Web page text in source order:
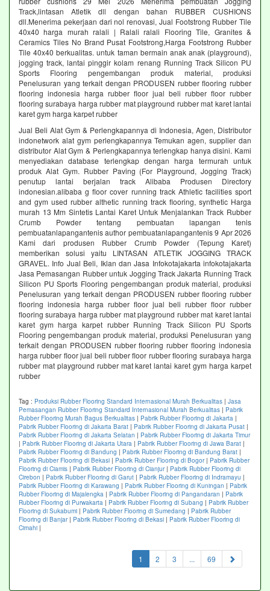
Track,lintasan Atletik dll dengan bahan RUBBER CUSHIONS
dll.Menerima pekerjaan dari nol renovasi, Jual Footstrong Rubber Tile
40x40 harga murah ralali | Ralali ralali Flooring Tile, Granites &
Ceramics Tiles No Brand Pusat Footstrong,Harga Footstrong Rubber
Tile 40x40 berkualitas. untuk taman bermain anak anak (playground),
jogging track, lantai pinggir kolam renang Running Track Silicon PU
Sports Flooring pengembangan produk material, produksi
Penelusuran yang terkait dengan PRODUSEN rubber flooring rubber
flooring indonesia harga rubber floor jual beli rubber floor rubber
flooring surabaya harga rubber mat playground rubber mat karet lantai
karet gym harga karpet rubber
Jual Beli Alat Gym & Perlengkapannya di Indonesia, Agen, Distributor
indonetwork alat gym perlengkapannya Temukan agen, supplier dan
distributor Alat Gym & Perlengkapannya terlengkap hanya disini. Kami
menyediakan database terlengkap dengan harga termurah untuk
produk Alat Gym. Rubber Paving (For Playground, Jogging Track)
penutup lantai berjalan track Alibaba Produsen Directory
indonesian.alibaba g floor cover running track Athletic facilities sport
and gym used rubber althetic running track flooring, synthetic Harga
murah 13 Mm Sintetis Lantai Karet Untuk Menjalankan Track Rubber
Crumb Powder tentang pembuatan lapangan tenis
pembuatanlapangantenis author pembuatanlapangantenis 9 Apr 2026
Kami dari produsen Rubber Crumb Powder (Tepung Karet)
memberikan solusi yaitu LINTASAN ATLETIK JOGGING TRACK
GRAVEL. Info Jual Beli, Iklan dan Jasa Infokotajakarta infokotajakarta
Jasa Pemasangan Rubber untuk Jogging Track Jakarta Running Track
Silicon PU Sports Flooring pengembangan produk material, produksi
Penelusuran yang terkait dengan PRODUSEN rubber flooring rubber
flooring indonesia harga rubber floor jual beli rubber floor rubber
flooring surabaya harga rubber mat playground rubber mat karet lantai
karet gym harga karpet rubber Running Track Silicon PU Sports
Flooring pengembangan produk material, produksi Penelusuran yang
terkait dengan PRODUSEN rubber flooring rubber flooring indonesia
harga rubber floor jual beli rubber floor rubber flooring surabaya harga
rubber mat playground rubber mat karet lantai karet gym harga karpet
rubber
Tag : Produksi Rubber Flooring Standard Internasional Murah Berkualitas | Jasa
Pemasangan Rubber Flooring Standard Internasional Murah Berkualitas | Pabrik
Rubber Flooring Murah Bagus Berkualitas | Pabrik Rubber Flooring di Jakarta |
Pabrik Rubber Flooring di Jakarta Barat | Pabrik Rubber Flooring di Jakarta Pusat |
Pabrik Rubber Flooring di Jakarta Selatan | Pabrik Rubber Flooring di Jakarta Timur
| Pabrik Rubber Flooring di Jakarta Utara | Pabrik Rubber Flooring di Jawa Barat |
Pabrik Rubber Flooring di Bandung | Pabrik Rubber Flooring di Bandung Barat |
Pabrik Rubber Flooring di Bekasi | Pabrik Rubber Flooring di Bogor| Pabrik Rubber
Flooring di Ciamis | Pabrik Rubber Flooring di Cianjur| Pabrik Rubber Flooring di
Cirebon | Pabrik Rubber Flooring di Garut | Pabrik Rubber Flooring di Indramayu |
Pabrik Rubber Flooring di Karawang | Pabrik Rubber Flooring di Kuningan | Pabrik
Rubber Flooring di Majalengka | Pabrik Rubber Flooring di Pangandaran | Pabrik
Rubber Flooring di Purwakarta | Pabrik Rubber Flooring di Subang | Pabrik Rubber
Flooring di Sukabumi | Pabrik Rubber Flooring di Sumedang | Pabrik Rubber
Flooring di Banjar| Pabrik Rubber Flooring di Bekasi | Pabrik Rubber Flooring di
Cimahi |
1 (current)
2 3 ... 69